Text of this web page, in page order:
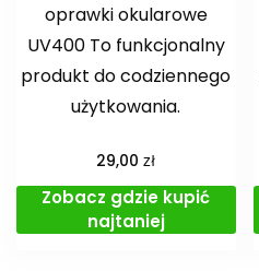
oprawki okularowe
UV400 To funkcjonalny
produkt do codziennego
użytkowania.
29,00zł
Zobacz gdzie kupić
najtaniej